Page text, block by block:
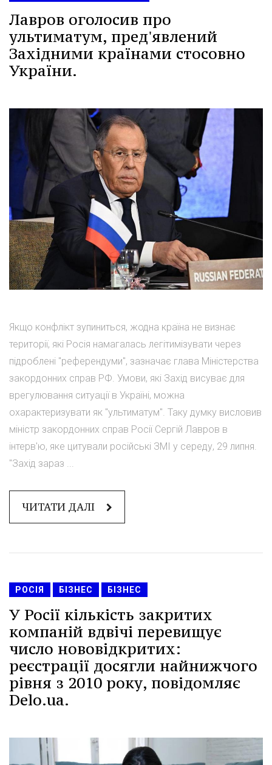
Лавров оголосив про
ультиматум, пред'явлений
Західними країнами стосовно
України.
Якщо конфлікт зупиниться, жодна країна не визнає
території, які Росія намагалась легітимізувати через
підроблені "референдуми", зазначає глава Міністерства
закордонних справ РФ. Умови, які Захід висуває для
врегулювання ситуації в Україні, можна
охарактеризувати як "ультиматум". Таку думку висловив
міністр закордонних справ Росії Сергій Лавров в
інтерв'ю, яке цитували російські ЗМІ у середу, 29 липня.
"Захід зараз ...
ЧИТАТИ ДАЛІ
РОСІЯ БІЗНЕС БІЗНЕС
У Росії кількість закритих
компаній вдвічі перевищує
число нововідкритих:
реєстрації досягли найнижчого
рівня з 2010 року, повідомляє
Delo.ua.